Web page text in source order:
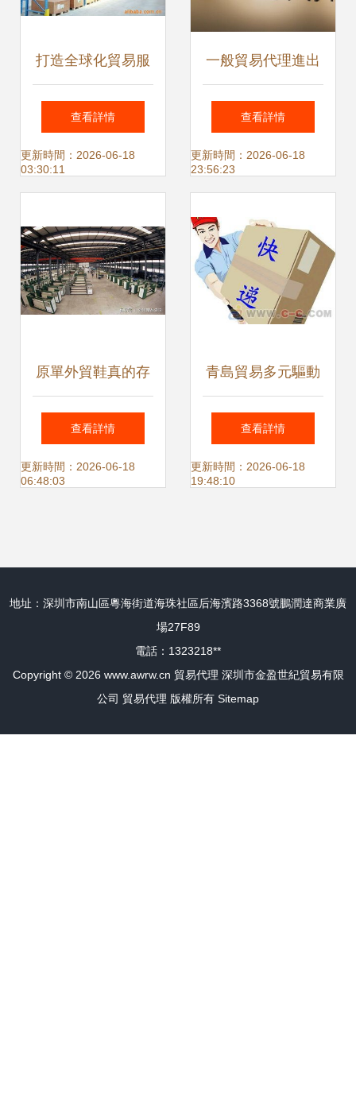
打造全球化貿易服
務鏈 代理加盟與家
具批發的協同之道
查看詳情
更新時間：2026-06-18
03:30:11
一般貿易代理進出
口報關與國內貿易
的關鍵要點分析
查看詳情
更新時間：2026-06-18
23:56:23
原單外貿鞋真的存
在嗎？品牌鞋代工
廠流出渠道大解析
查看詳情
更新時間：2026-06-18
06:48:03
青島貿易多元驅動
進口代理、EMS物
品通關與國內貿易
查看詳情
更新時間：2026-06-18
19:48:10
地址：深圳市南山區粵海街道海珠社區后海濱路3368號鵬潤達商業廣
場27F89
電話：1323218**
Copyright © 2026 www.awrw.cn 貿易代理 深圳市金盈世紀貿易有限
公司 貿易代理 版權所有 Sitemap